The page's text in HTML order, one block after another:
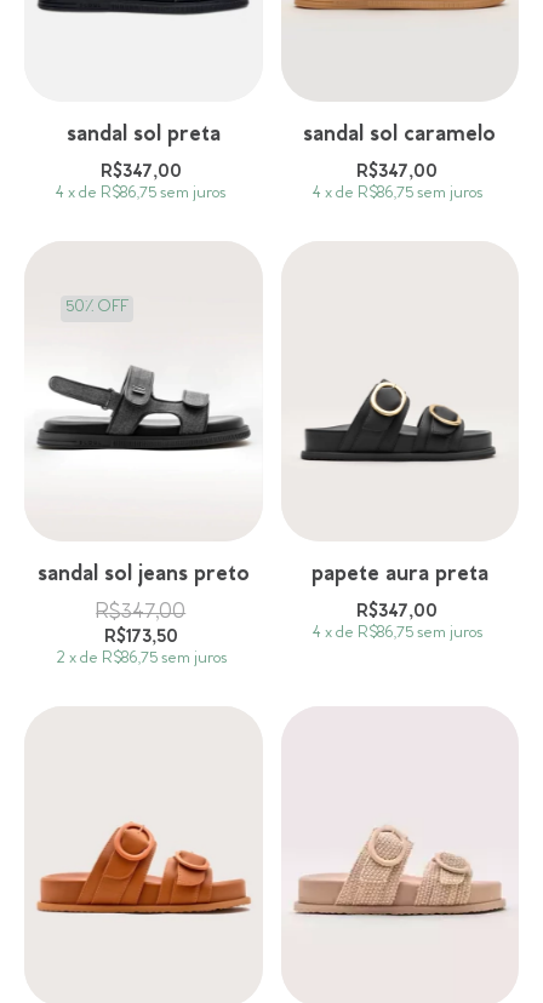
sandal sol preta
R$347,00
4 xde R$86,75 sem juros
sandal sol caramelo
R$347,00
4 x de R$86,75 sem juros
50% OFF
sandal sol jeans preto
R$347,00
R$173,50
2 x de R$86,75 sem juros
papete aura preta
R$347,00
4 x de R$86,75 sem juros